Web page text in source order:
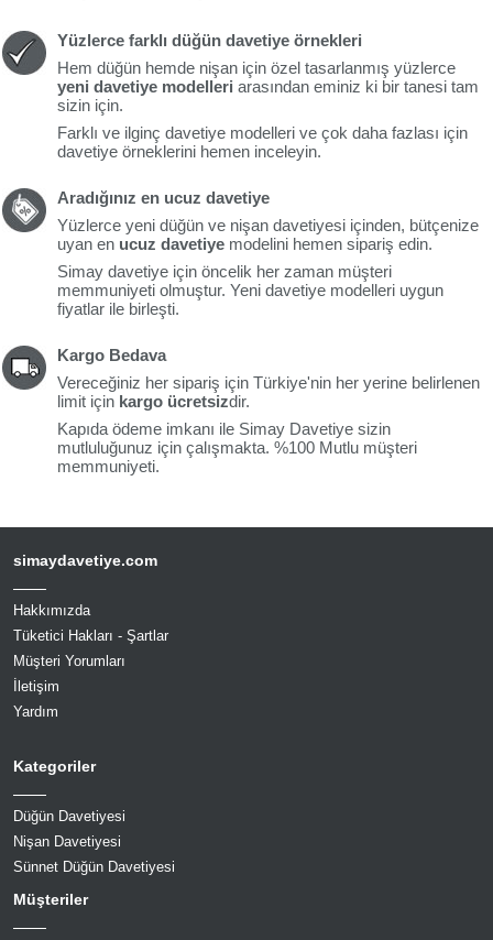
Yüzlerce farklı düğün davetiye örnekleri
Hem düğün hemde nişan için özel tasarlanmış yüzlerce
yeni davetiye modelleri arasından eminiz ki bir tanesi tam
sizin için.
Farklı ve ilginç davetiye modelleri ve çok daha fazlası için
davetiye örneklerini hemen inceleyin.
Aradığınız en ucuz davetiye
Yüzlerce yeni düğün ve nişan davetiyesi içinden, bütçenize
uyan en ucuz davetiye modelini hemen sipariş edin.
Simay davetiye için öncelik her zaman müşteri
memmuniyeti olmuştur. Yeni davetiye modelleri uygun
fiyatlar ile birleşti.
Kargo Bedava
Vereceğiniz her sipariş için Türkiye'nin her yerine belirlenen
limit için kargo ücretsizdir.
Kapıda ödeme imkanı ile Simay Davetiye sizin
mutluluğunuz için çalışmakta. %100 Mutlu müşteri
memmuniyeti.
simaydavetiye.com
Hakkımızda
Tüketici Hakları - Şartlar
Müşteri Yorumları
İletişim
Yardım
Kategoriler
Düğün Davetiyesi
Nişan Davetiyesi
Sünnet Düğün Davetiyesi
Müşteriler